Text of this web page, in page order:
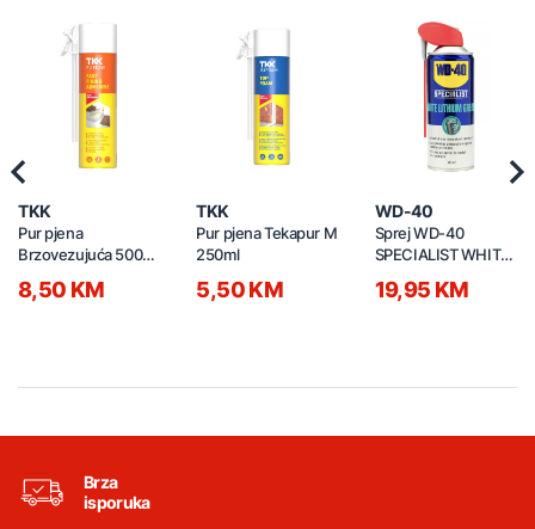
TKK
Pur pjena
Brzovezujuća 500ml
8,50 KM
TKK
Pur pjena Tekapur M
250ml
5,50 KM
WD-40
Sprej WD-40
SPECIALIST WHITE
400ml
19,95 KM
Brza
isporuka